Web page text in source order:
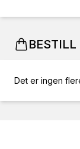
BESTILL
Det er ingen